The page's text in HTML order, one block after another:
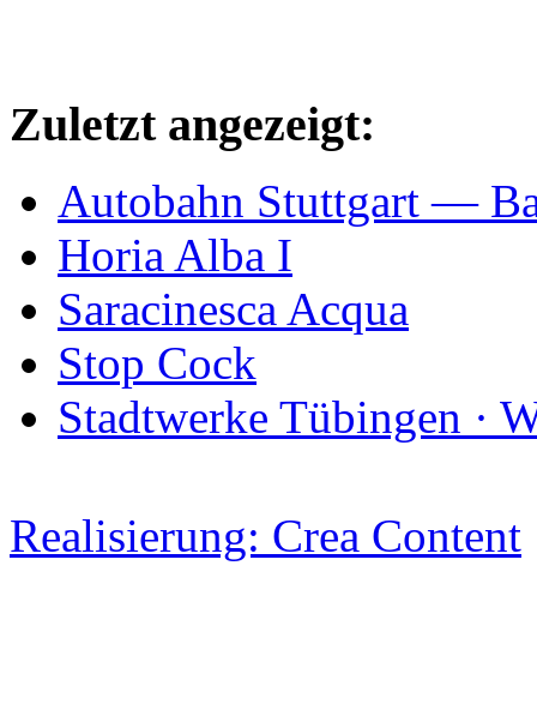
Zuletzt angezeigt:
Autobahn Stuttgart —
Horia Alba I
Saracinesca Acqua
Stop Cock
Stadtwerke Tübingen ·
Realisierung: Crea Content